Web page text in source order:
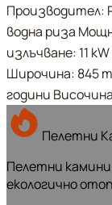
Производител:
водна риза
излъчване: 11
Широчина: 845
години
Пелетни
Пелетни
екологично